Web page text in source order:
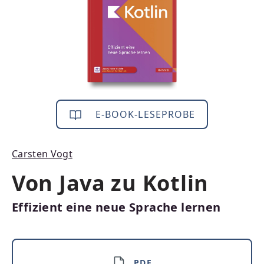
E-BOOK-LESEPROBE
Carsten Vogt
Von Java zu Kotlin
Effizient eine neue Sprache lernen